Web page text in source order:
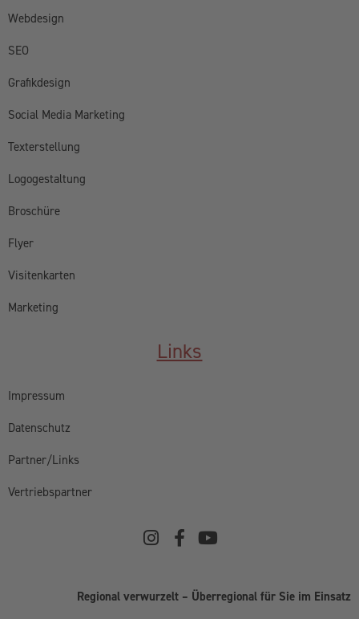
Webdesign
SEO
Grafikdesign
Social Media Marketing
Texterstellung
Logogestaltung
Broschüre
Flyer
Visitenkarten
Marketing
Links
Impressum
Datenschutz
Partner/Links
Vertriebspartner
Regional verwurzelt – Überregional für Sie im Einsatz